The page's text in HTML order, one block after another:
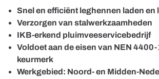
Snel en efficiënt leghennen laden en
Verzorgen van stalwerkzaamheden
IKB-erkend pluimveeservicebedrijf
Voldoet aan de eisen van NEN
keurmerk
Werkgebied: Noord- en Midden-